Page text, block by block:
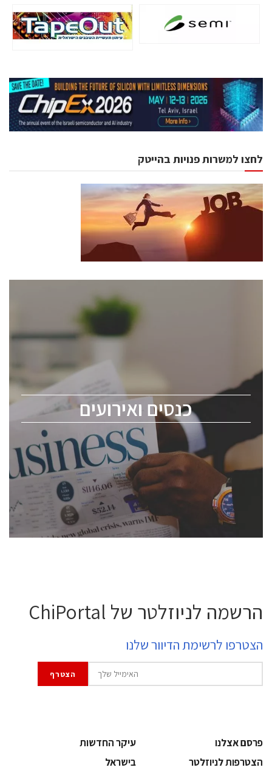
לחצו למשרות פנויות בהייטק
כנסים ואירועים
כנסים ואירועים
לכל העוסקים בתעשיית הסמיקונדקטור כולל מהנדסים,
ChipEx2026 will be held on May 12-13, 2026. The
conference is intended for everyone involved in the
semiconductor industry, including engineers,
professional experts, and senior executives.
לחץ לפרטים
הרשמה לניוזלטר של ChiPortal
הצטרפו לרשימת הדיוור שלנו
פרסם אצלנו
עיקר החדשות
הצטרפות לניוזלטר
בישראל